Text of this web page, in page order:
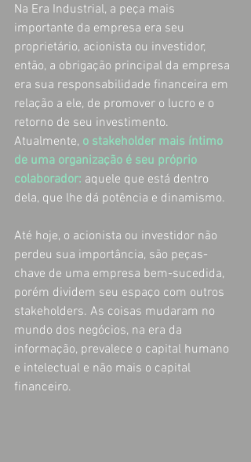
Na Era Industrial, a peça mais
importante da empresa era seu
proprietário, acionista ou investidor,
então, a obrigação principal da empresa
era sua responsabilidade financeira em
relação a ele, de promover o lucro e o
retorno de seu investimento.
Atualmente, o stakeholder mais íntimo
de uma organização é seu próprio
colaborador: aquele que está dentro
dela, que lhe dá potência e dinamismo.
Até hoje, o acionista ou investidor não
perdeu sua importância, são peças-
chave de uma empresa bem-sucedida,
porém dividem seu espaço com outros
stakeholders. As coisas mudaram no
mundo dos negócios, na era da
informação, prevalece o capital humano
e intelectual e não mais o capital
financeiro.